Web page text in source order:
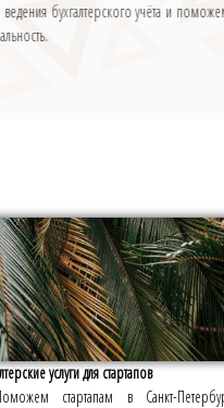
бухгалтерского учёта и
услуги для стартапов
стартапам в Санкт-